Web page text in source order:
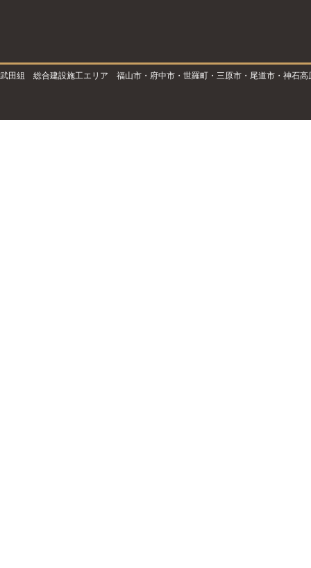
武田組 総合建設施工エリア 福山市・府中市・世羅町・三原市・尾道市・神石高